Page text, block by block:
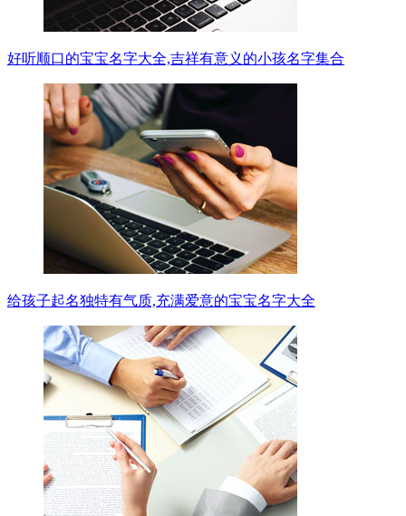
好听顺口的宝宝名字大全,吉祥有意义的小孩名字集合
给孩子起名独特有气质,充满爱意的宝宝名字大全